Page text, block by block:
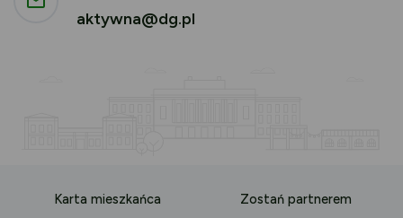
aktywna@dg.pl
Karta mieszkańca Zostań partnerem